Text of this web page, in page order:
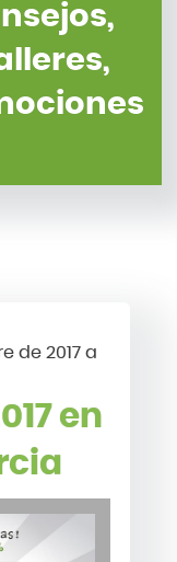
de 2017 a
en